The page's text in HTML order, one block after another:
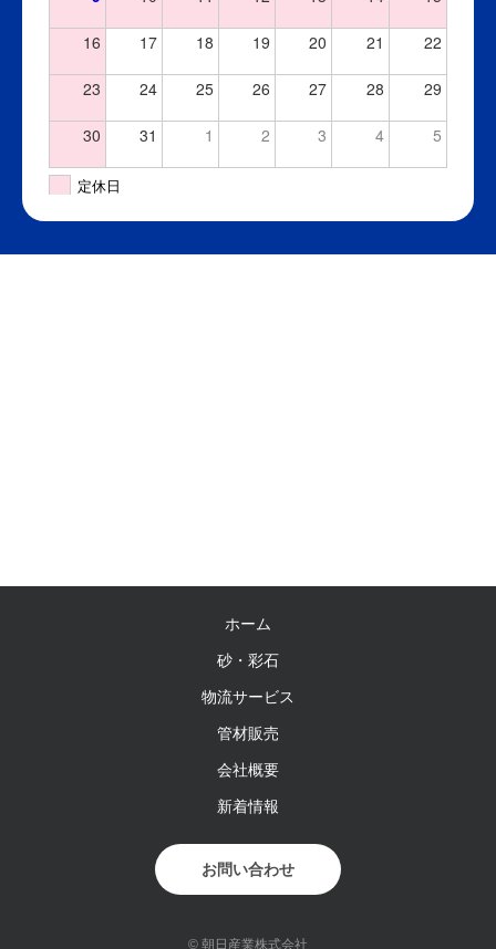
16 17 18 19 20 21 22
23 24 25 26 27 28 29
30 31 1 2 3 4 5
定休日
ホーム
砂・彩石
物流サービス
管材販売
会社概要
新着情報
お問い合わせ
© 朝日産業株式会社